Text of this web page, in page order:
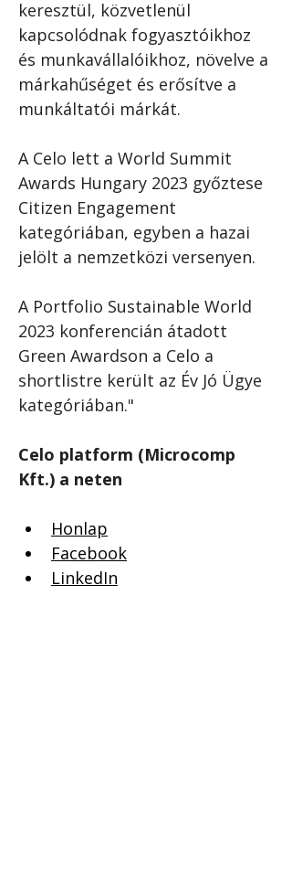
keresztül, közvetlenül
kapcsolódnak fogyasztóikhoz
és munkavállalóikhoz, növelve a
márkahűséget és erősítve a
munkáltatói márkát.
A Celo lett a World Summit
Awards Hungary 2023 győztese
Citizen Engagement
kategóriában, egyben a hazai
jelölt a nemzetközi versenyen.
A Portfolio Sustainable World
2023 konferencián átadott
Green Awardson a Celo a
shortlistre került az Év Jó Ügye
kategóriában."
Celo platform (Microcomp
Kft.) a neten
Honlap
Facebook
LinkedIn